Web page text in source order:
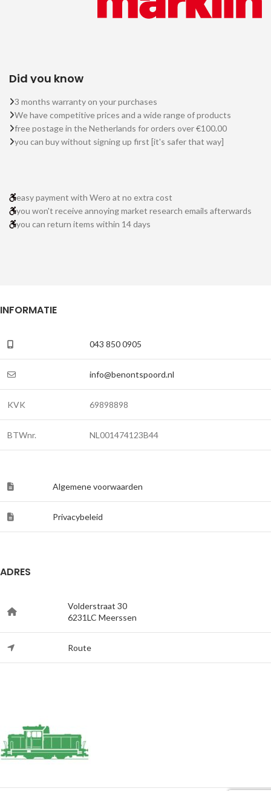
Did you know
3 months warranty on your purchases
We have competitive prices and a wide range of products
free postage in the Netherlands for orders over €100.00
you can buy without signing up first [it's safer that way]
easy payment with Wero at no extra cost
you won't receive annoying market research emails afterwards
you can return items within 14 days
INFORMATIE
043 850 0905
info@benontspoord.nl
KVK 69898898
BTWnr. NL001474123B44
Algemene voorwaarden
Privacybeleid
ADRES
Volderstraat 30
6231LC Meerssen
Route